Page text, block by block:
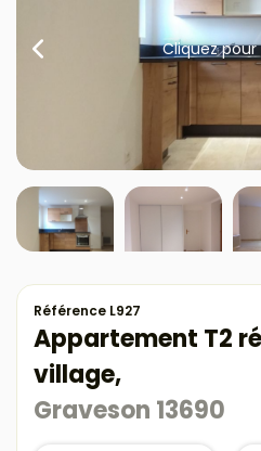
Avis clients
Cliquez
Référence L927
Appartement T2
village,
Graveson 13690